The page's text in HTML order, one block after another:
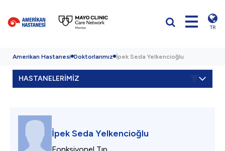
TR
Amerikan Hastanesi Doktorlarımız İpek Seda Yelkencioğlu
HASTANELERİMİZ
İpek Seda Yelkencioğlu